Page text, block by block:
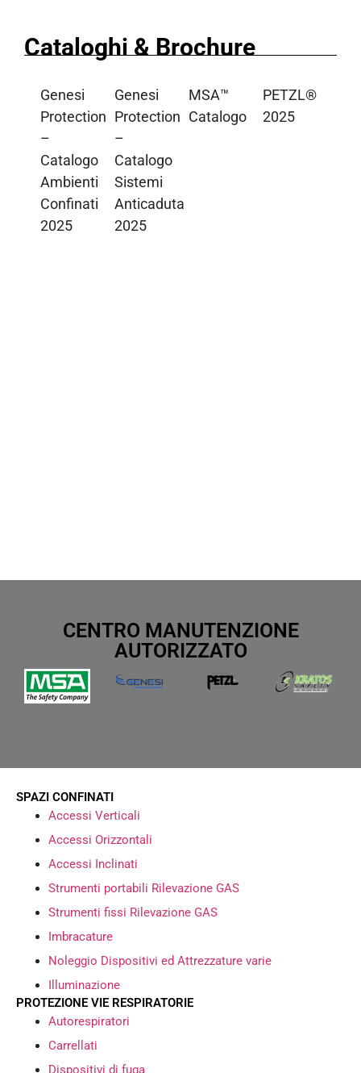
Cataloghi & Brochure
Genesi
Protection
–
Catalogo
Ambienti
Confinati
2025
Genesi
Protection
–
Catalogo
Sistemi
Anticaduta
2025
MSA™
Catalogo
PETZL®
2025
CENTRO MANUTENZIONE
AUTORIZZATO
SPAZI CONFINATI
Accessi Verticali
Accessi Orizzontali
Accessi Inclinati
Strumenti portabili Rilevazione GAS
Strumenti fissi Rilevazione GAS
Imbracature
Noleggio Dispositivi ed Attrezzature varie
Illuminazione
PROTEZIONE VIE RESPIRATORIE
Autorespiratori
Carrellati
Dispositivi di fuga